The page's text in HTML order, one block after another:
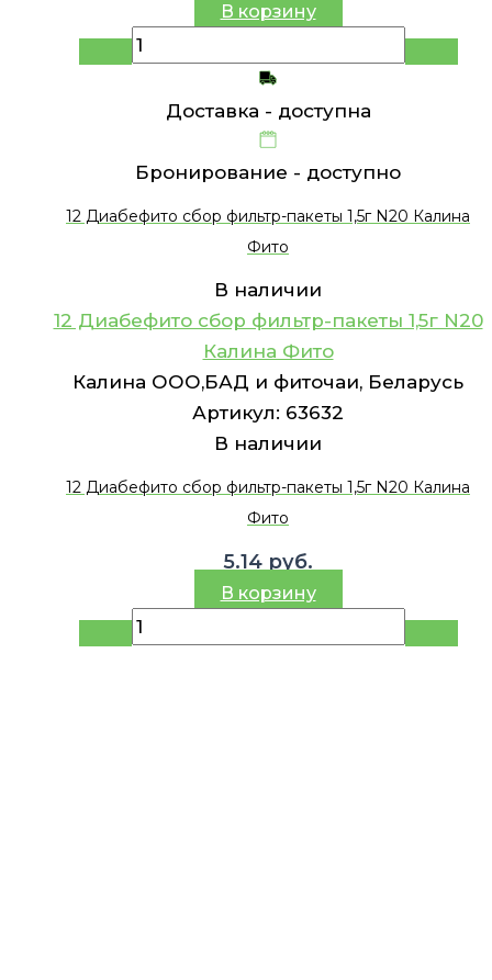
В корзину
Доставка - доступна
Бронирование - доступно
12 Диабефито сбор фильтр-пакеты 1,5г N20 Калина
Фито
В наличии
12 Диабефито сбор фильтр-пакеты 1,5г N20
Калина Фито
Калина ООО,БАД и фиточаи, Беларусь
Артикул: 63632
В наличии
12 Диабефито сбор фильтр-пакеты 1,5г N20 Калина
Фито
5.14 руб.
В корзину